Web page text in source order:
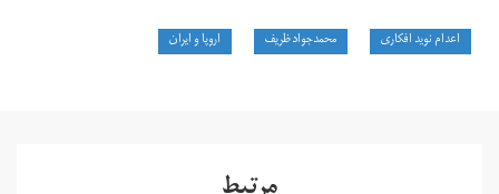
اعدام نوید افکاری محمدجواد ظریف اروپا و ایران